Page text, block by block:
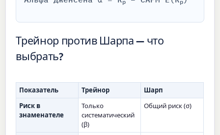
p p
Трейнор против Шарпа — что
выбрать?
Показатель Трейнор
Шарп
Риск в
знаменателе
Только
систематический
(β)
Общий риск (σ)